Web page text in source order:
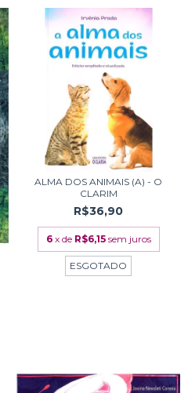
ALMA DOS ANIMAIS (A) - O
CLARIM
R$36,90
6 x de R$6,15 sem juros
ESGOTADO